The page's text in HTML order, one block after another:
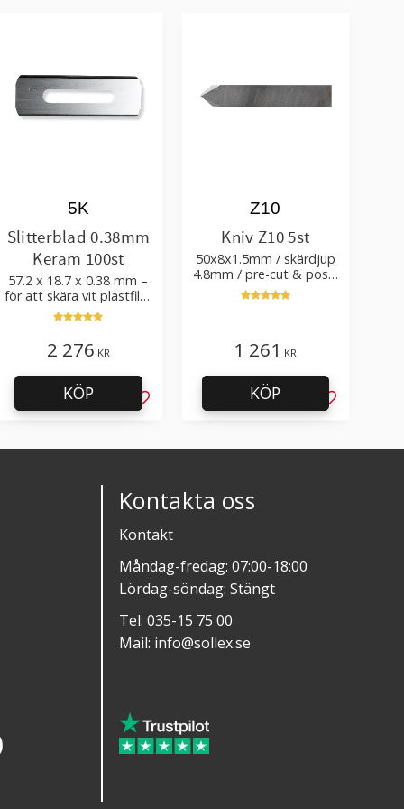
i favoriter
Slitterblad 0.38mm
Keram 100st
57.2 x 18.7 x 0.38 mm –
för att skära vit plastfilm
med tillsatser
5K
2 276 KR
Lägg till i favoriter
KÖP
Kniv Z10 5st
50x8x1.5mm / skärdjup
4.8mm / pre-cut & post-
cut 0.84xTm / skärvinkel
50°
Z10
1 261 KR
Lägg till i
KÖP
Kontakta oss
Kontakt
Måndag-fredag: 07:00-18:00
Lördag-söndag: Stängt
Tel: 035-15 75 00
Mail: info@sollex.se